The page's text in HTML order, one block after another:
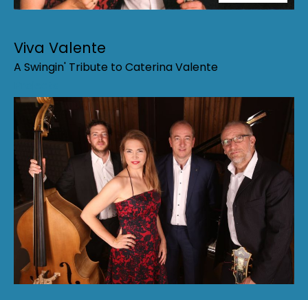
Viva Valente
A Swingin' Tribute to Caterina Valente